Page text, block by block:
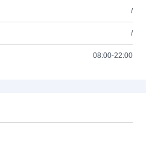
/
/
08:00-22:00